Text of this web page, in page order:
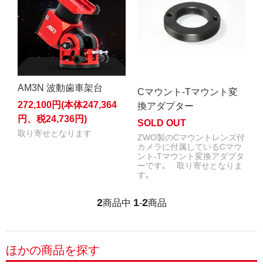
AM3N 波動歯車架台
272,100円(本体247,364
円、税24,736円)
取り寄せとなります
Cマウント-Tマウント変
換アダプター
SOLD OUT
ZWO製のCマウントレンズ付
カメラに付属しているCマウ
ント-Tマウント変換アダプタ
ーです｡ 取り寄せとなりま
す｡
2商品中 1-2商品
ほかの商品を探す